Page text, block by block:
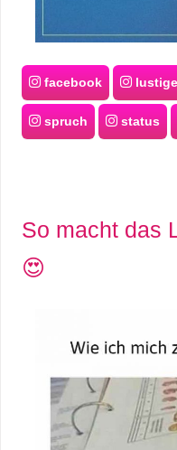
facebook
spruch status
So macht das
😍